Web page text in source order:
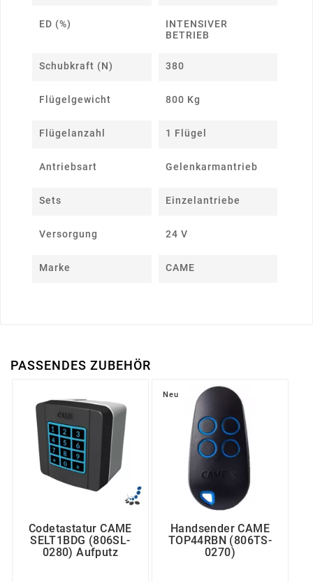
ED (%)
INTENSIVER
BETRIEB
Schubkraft (N) 380
Flügelgewicht 800 Kg
Flügelanzahl 1 Flügel
Antriebsart Gelenkarmantrieb
Sets Einzelantriebe
Versorgung 24 V
Marke CAME
PASSENDES ZUBEHÖR
Codetastatur CAME
SELT1BDG (806SL-
0280) Aufputz
Neu
Handsender CAME
TOP44RBN (806TS-
0270)